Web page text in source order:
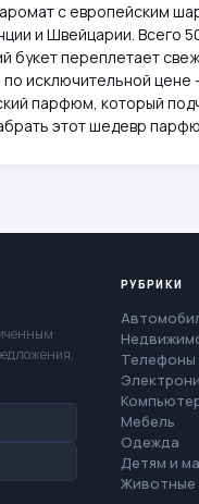
с европейским
и Швейцарии. Всего
букет переплетает
исключительной
парфюм, который
этот шедевр
РУБРИКИ
Телефоны
Мебель
Одежда
Детям и
Животные